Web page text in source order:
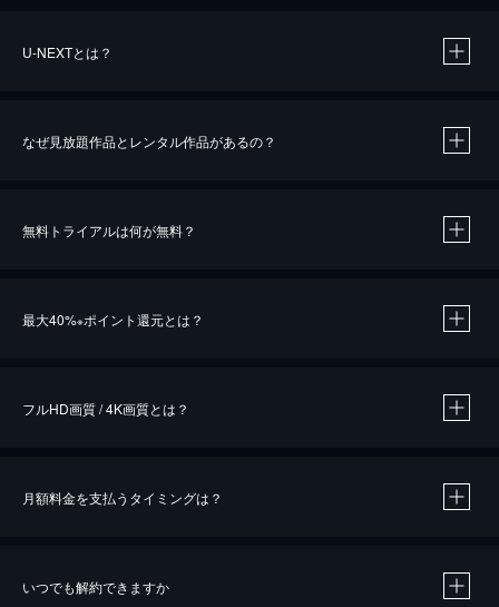
U-NEXTとは？
なぜ見放題作品とレンタル作品があるの？
無料トライアルは何が無料？
最大40%※ポイント還元とは？
※40％ポイント還元の対象は、クレジットカード決済による作品の購入 / レンタルです。
フルHD画質 / 4K画質とは？
月額料金を支払うタイミングは？
いつでも解約できますか